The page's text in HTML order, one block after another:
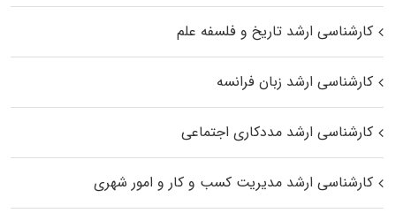
کارشناسی ارشد تاریخ و فلسفه علم
کارشناسی ارشد زبان فرانسه
کارشناسی ارشد مددکاری اجتماعی
کارشناسی ارشد مدیریت کسب و کار و امور شهری